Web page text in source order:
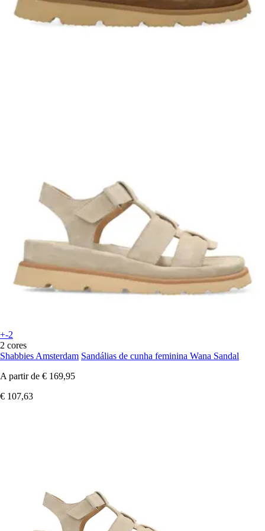
+-2
2 cores
Shabbies Amsterdam Sandálias de cunha feminina Wana Sandal
A partir de € 169,95
€ 107,63